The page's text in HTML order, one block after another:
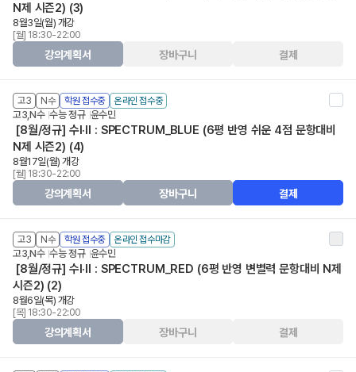
N제 시즌2) (3)
8월3일(월) 개강
[월] 18:30-22:00
강의계획서 장바구니 결제
고3 N수 학원 접수중 온라인 접수중
고3,N수 수능 정규 윤수민
[8월/정규] 수Ⅰ·Ⅱ : SPECTRUM_BLUE (6평 반영 쉬운 4점 문항대비
N제 시즌2) (4)
8월17일(월) 개강
[월] 18:30-22:00
강의계획서 장바구니 결제
고3 N수 학원 접수중 온라인 접수마감
고3,N수 수능 정규 윤수민
[8월/정규] 수Ⅰ·Ⅱ : SPECTRUM_RED (6평 반영 변별력 문항대비 N제
시즌2) (2)
8월6일(목) 개강
[목] 18:30-22:00
강의계획서 장바구니 결제